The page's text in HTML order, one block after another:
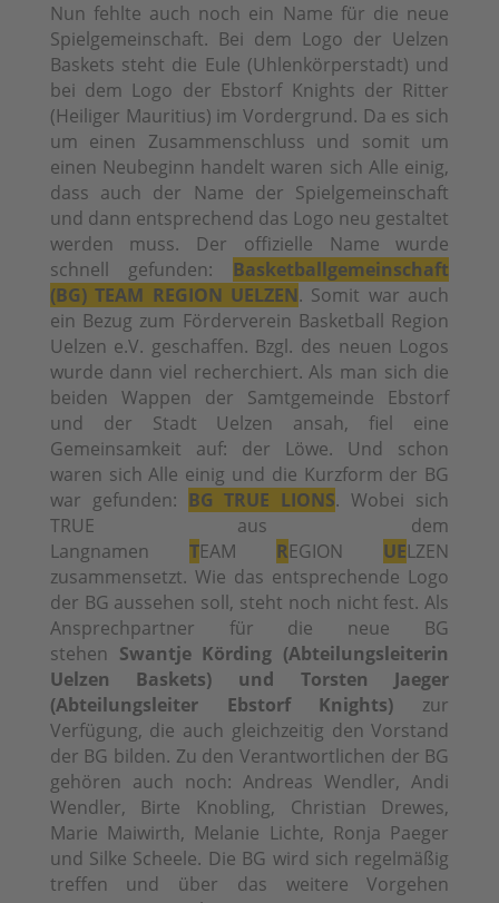
Nun fehlte auch noch ein Name für die neue
Spielgemeinschaft. Bei dem Logo der Uelzen
Baskets steht die Eule (Uhlenkörperstadt) und
bei dem Logo der Ebstorf Knights der Ritter
(Heiliger Mauritius) im Vordergrund. Da es sich
um einen Zusammenschluss und somit um
einen Neubeginn handelt waren sich Alle einig,
dass auch der Name der Spielgemeinschaft
und dann entsprechend das Logo neu gestaltet
werden muss. Der offizielle Name wurde
schnell gefunden: Basketballgemeinschaft
(BG) TEAM REGION UELZEN. Somit war auch
ein Bezug zum Förderverein Basketball Region
Uelzen e.V. geschaffen. Bzgl. des neuen Logos
wurde dann viel recherchiert. Als man sich die
beiden Wappen der Samtgemeinde Ebstorf
und der Stadt Uelzen ansah, fiel eine
Gemeinsamkeit auf: der Löwe. Und schon
waren sich Alle einig und die Kurzform der BG
war gefunden: BG TRUE LIONS. Wobei sich
TRUE aus dem
Langnamen TEAM REGION UELZEN
zusammensetzt. Wie das entsprechende Logo
der BG aussehen soll, steht noch nicht fest. Als
Ansprechpartner für die neue BG
stehen Swantje Körding (Abteilungsleiterin
Uelzen Baskets) und Torsten Jaeger
(Abteilungsleiter Ebstorf Knights) zur
Verfügung, die auch gleichzeitig den Vorstand
der BG bilden. Zu den Verantwortlichen der BG
gehören auch noch: Andreas Wendler, Andi
Wendler, Birte Knobling, Christian Drewes,
Marie Maiwirth, Melanie Lichte, Ronja Paeger
und Silke Scheele. Die BG wird sich regelmäßig
treffen und über das weitere Vorgehen